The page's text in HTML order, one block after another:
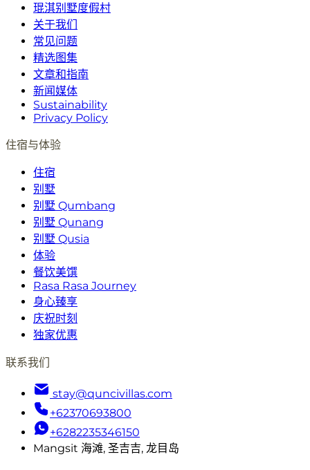
琨淇别墅度假村
关于我们
常见问题
精选图集
文章和指南
新闻媒体
Sustainability
Privacy Policy
住宿与体验
住宿
别墅
别墅 Qumbang
别墅 Qunang
别墅 Qusia
体验
餐饮美馔
Rasa Rasa Journey
身心臻享
庆祝时刻
独家优惠
联系我们
stay@quncivillas.com
+62370693800
+6282235346150
Mangsit 海滩, 圣吉吉, 龙目岛